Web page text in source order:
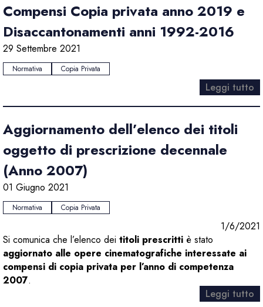
Compensi Copia privata anno 2019 e
Disaccantonamenti anni 1992-2016
29 Settembre 2021
Normativa Copia Privata
Leggi tutto
Aggiornamento dell’elenco dei titoli
oggetto di prescrizione decennale
(Anno 2007)
01 Giugno 2021
Normativa Copia Privata
1/6/2021
Si comunica che l’elenco dei titoli prescritti è stato
aggiornato alle opere cinematografiche interessate ai
compensi di copia privata per l’anno di competenza
2007.
Leggi tutto